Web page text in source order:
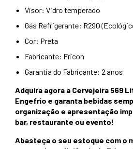
Visor: Vidro temperado
Gás Refrigerante: R290
Cor: Preta
Fabricante: Fricon
Garantia do Fabricante: 2 anos
Adquira agora a Cervejeira 569
Engefrio e garanta bebidas
organização e apresentação
bar, restaurante ou evento!
Abasteça o seu estoque com o